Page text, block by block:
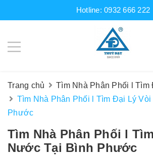
Hotline:0932 666 222
Trang chủ
Tìm Nhà Phân Phối l
Tìm Nhà Phân Phối l Tìm Đại Lý
Phước
Tìm Nhà Phân Phối l
Nước Tại Bình Phước